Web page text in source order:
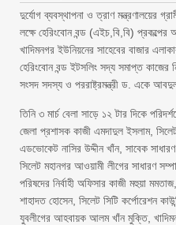
দুর্যোগ ব্যবস্থাপনা ও ত্রাণ মন্ত্রণালয়ের
লক্ষে হেরিংবোন বন্ড (এইচ,বি,বি)
খাদিমনগর ইউনিয়নের সাহেবের বাজার
হেরিংবোন বন্ড ইটসলিং সদ্য সমাপ্ত কাজের
সংসদ সদস্য ও পররাষ্ট্রমন্ত্রী ড. একে
তিনি ৩ মার্চ বেলা সাড়ে ১২ টার দিকে
জেলা প্রশাসক কাজী এমদাদুল ইসলাম,
এডভোকেট নাসির উদ্দীন খাঁন, সাবেক
সিলেট মহানগর আওয়ামী লীগের সাধারণ
পরিষদের নির্বাহী অফিসার কাজী মহুয়া
শাহাদত হোসেন, সিলেট সিটি কর্পোরেশন
যুবলীগের আহবায়ক আলম খাঁন মুক্তি,